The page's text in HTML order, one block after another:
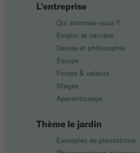
L'entreprise
Qui sommes-nous ?
Emploi et carrière
Devise et philosophie
Équipe
Forces & valeurs
Stages
Apprentissage
Thème le jardin
Exemples de plantations